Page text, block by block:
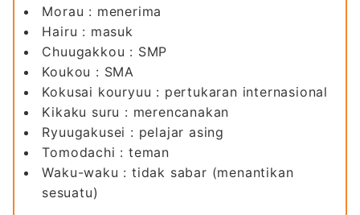
Morau : menerima
Hairu : masuk
Chuugakkou : SMP
Koukou : SMA
Kokusai kouryuu : pertukaran internasional
Kikaku suru : merencanakan
Ryuugakusei : pelajar asing
Tomodachi : teman
Waku-waku : tidak sabar (menantikan
sesuatu)